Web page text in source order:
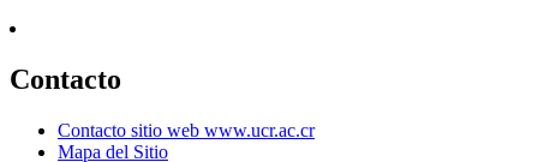
Contacto
Contacto sitio web www.ucr.ac.cr
Mapa del Sitio